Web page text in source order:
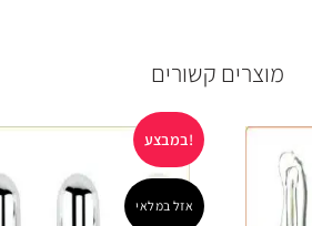
מוצרים קשורים
במבצע!
אזל במלאי